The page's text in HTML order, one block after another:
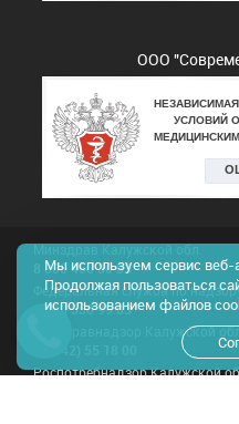
ООО
Минздрав Калужской обл.
8 800 450 30 03
Федеральная служба по
8 800 550 99 03
Росздравнадзор Калужской
Роспотребнадзор Калужской
Мы используем сервис
Продолжая пользоваться
использованием файлов